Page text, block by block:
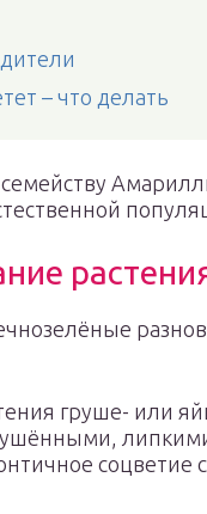
– что делать
семейству
груше- или
соцветие